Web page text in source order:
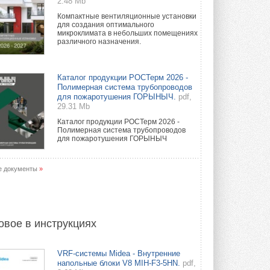
Компактные вентиляционные установки
для создания оптимального
микроклимата в небольших помещениях
различного назначения.
Каталог продукции РОСТерм 2026 -
Полимерная система трубопроводов
для пожаротушения ГОРЫНЫЧ.
pdf,
29.31 Mb
Каталог продукции РОСТерм 2026 -
Полимерная система трубопроводов
для пожаротушения ГОРЫНЫЧ
документы »
в инструкциях
VRF-системы Midea - Внутренние
напольные блоки V8 MIH-F3-5HN. pdf,